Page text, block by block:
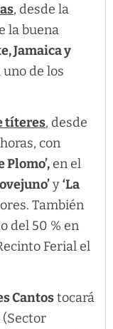
, desde la
la buena
Jamaica y
de los
títeres, desde
con
Plomo’, en el
y‘La
También
del 50 % en
Ferial el
Cantostocará
(Sector